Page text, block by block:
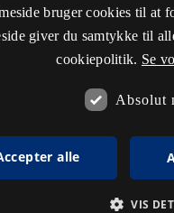
bruger cookies til at
giver du samtykke til
cookiepolitik. Se
Absolut
alle
VIS